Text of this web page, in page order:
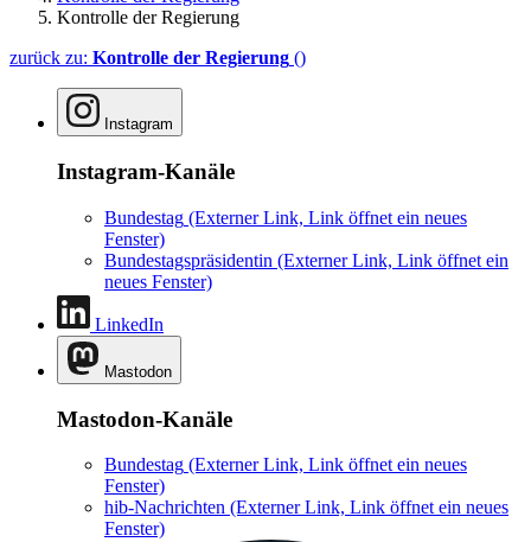
Kontrolle der Regierung
zurück zu: Kontrolle der Regierung ()
Instagram
Instagram-Kanäle
Bundestag (Externer Link, Link öffnet ein neues
Fenster)
Bundestagspräsidentin (Externer Link, Link öffnet ein
neues Fenster)
LinkedIn
Mastodon
Mastodon-Kanäle
Bundestag (Externer Link, Link öffnet ein neues
Fenster)
hib-Nachrichten (Externer Link, Link öffnet ein neues
Fenster)